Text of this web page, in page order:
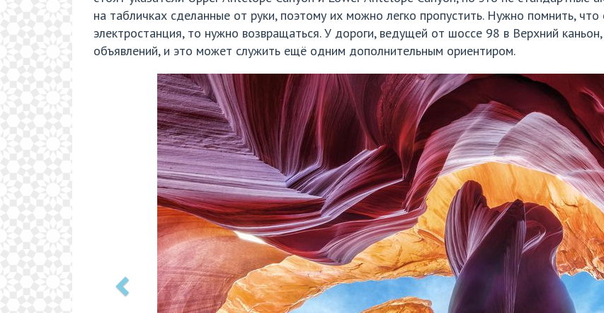
на табличках сделанные от руки, поэтому их можно легко пропустить. Нужно помнить,
электростанция, то нужно возвращаться. У дороги, ведущей от шоссе 98 в Верхний
объявлений, и это может служить ещё одним дополнительным ориентиром.